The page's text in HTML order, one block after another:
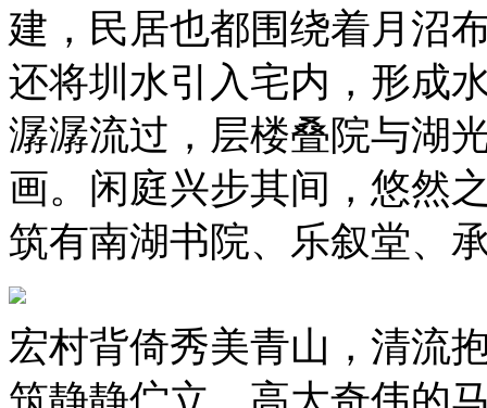
建，民居也都围绕着月沼
还将圳水引入宅内，形成
潺潺流过，层楼叠院与湖
画。闲庭兴步其间，悠然
筑有南湖书院、乐叙堂、
宏村背倚秀美青山，清流